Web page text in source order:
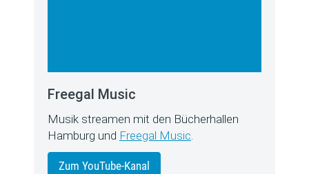
Freegal Music
Musik streamen mit den Bücherhallen
Hamburg und Freegal Music.
Zum YouTube-Kanal